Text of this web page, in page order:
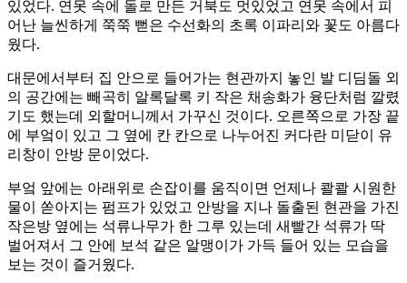
있었다. 연못 속에 돌로 만든 거북도 멋있었고 연못 속에서 피
어난 늘씬하게 쭉쭉 뻗은 수선화의 초록 이파리와 꽃도 아름다
웠다.
대문에서부터 집 안으로 들어가는 현관까지 놓인 발 디딤돌 외
의 공간에는 빼곡히 알록달록 키 작은 채송화가 융단처럼 깔렸
기도 했는데 외할머니께서 가꾸신 것이다. 오른쪽으로 가장 끝
에 부엌이 있고 그 옆에 칸 칸으로 나누어진 커다란 미닫이 유
리창이 안방 문이었다.
부엌 앞에는 아래위로 손잡이를 움직이면 언제나 콸콸 시원한
물이 쏟아지는 펌프가 있었고 안방을 지나 돌출된 현관을 가진
작은방 옆에는 석류나무가 한 그루 있는데 새빨간 석류가 딱
벌어져서 그 안에 보석 같은 알맹이가 가득 들어 있는 모습을
보는 것이 즐거웠다.